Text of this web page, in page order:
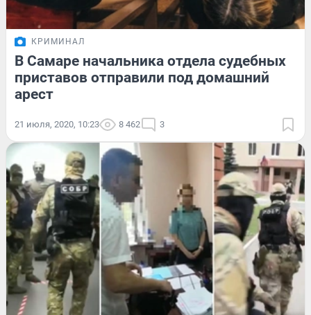
КРИМИНАЛ
В Самаре начальника отдела судебных
приставов отправили под домашний
арест
21 июля, 2020, 10:23 8 462 3